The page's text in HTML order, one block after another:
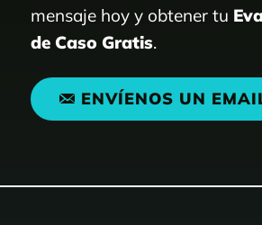
mensaje hoy y obtener tu
de Caso Gratis.
ENVÍENOS UN